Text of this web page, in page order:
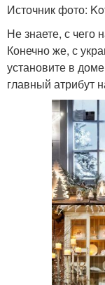
Источник фото:
Не знаете, с
Конечно же, с
установите в
главный атрибут